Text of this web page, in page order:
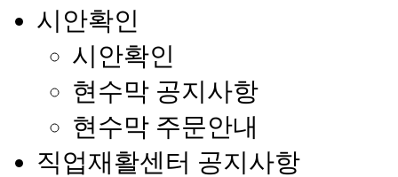
시안확인
시안확인
현수막 공지사항
현수막 주문안내
직업재활센터 공지사항